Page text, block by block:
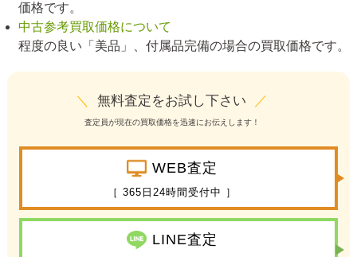
価格です。
中古参考買取価格について
程度の良い「美品」、付属品完備の場合の買取価格です。
＼ 無料査定をお試し下さい ／
査定員が現在の買取価格を迅速にお伝えします！
WEB査定
［ 365日24時間受付中 ］
LINE査定